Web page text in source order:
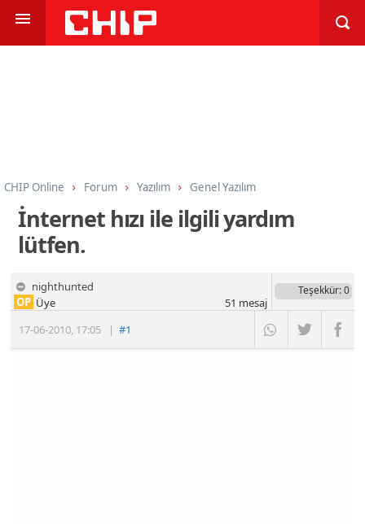
CHIP Online Forum Yazılım Genel Yazılım
İnternet hızı ile ilgili yardım
lütfen.
nighthunted
17-06-2010, 17:05 |#1
OP Üye
Teşekkür: 0
51 mesaj